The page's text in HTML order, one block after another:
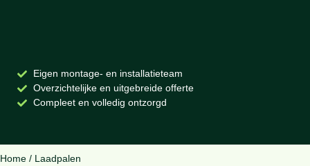
Eigen montage- en installatieteam
Overzichtelijke en uitgebreide offerte
Compleet en volledig ontzorgd
Home / Laadpalen